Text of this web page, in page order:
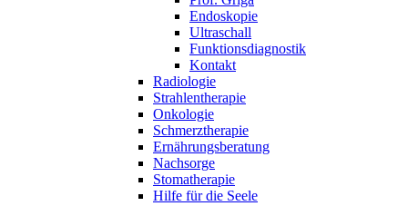
Endoskopie
Ultraschall
Funktionsdiagnostik
Kontakt
Radiologie
Strahlentherapie
Onkologie
Schmerztherapie
Ernährungsberatung
Nachsorge
Stomatherapie
Hilfe für die Seele